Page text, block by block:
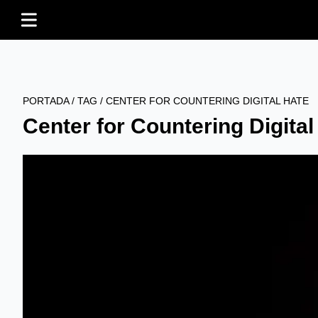
PORTADA/ TAG / CENTER FOR COUNTERING DIGITAL HATE
Center for Countering Digital